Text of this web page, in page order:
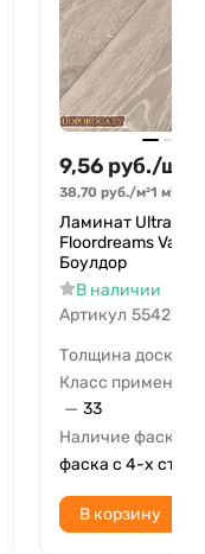
9,56 руб./шт.
38,70 руб./м²1 м²
Ламинат
Floordreams Vario
Боулдор
В наличии
Артикул 5542
Толщина доски
Класс
— 33
Наличие фаски
фаска с 4-х
В корзину